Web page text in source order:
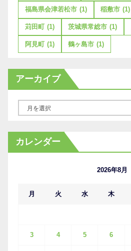
福島県会津若松市 (1) 稲敷市 (1)
苅田町 (1) 茨城県常総市 (1)
阿見町 (1) 鶴ヶ島市 (1)
アーカイブ
カ
イ
カレンダー
2026年8月
月 火 水 木
3 4 5 6